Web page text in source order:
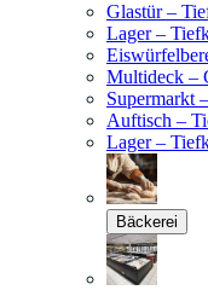
Glastür –
Lager –
Multideck –
Supermarkt
Auftisch –
Lager –
Bäckerei